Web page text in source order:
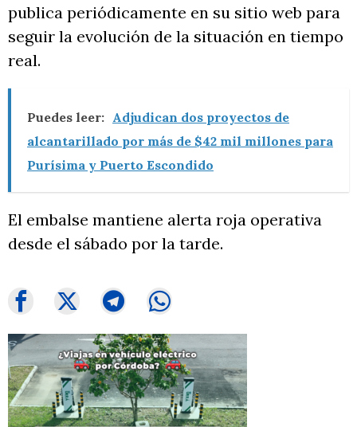
publica periódicamente en su sitio web para
seguir la evolución de la situación en tiempo
real.
Puedes leer: Adjudican dos proyectos de
alcantarillado por más de $42 mil millones para
Purísima y Puerto Escondido
El embalse mantiene alerta roja operativa
desde el sábado por la tarde.